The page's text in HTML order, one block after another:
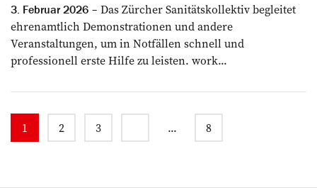
3. Februar 2026
Das Zürcher Sanitätskollektiv begleitet
ehrenamtlich Demonstrationen und andere
Veranstaltungen, um in Notfällen schnell und
professionell erste Hilfe zu leisten. work...
1 2 3 ... 8